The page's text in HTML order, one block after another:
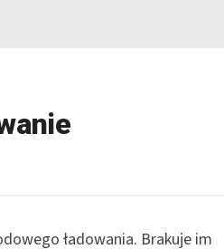
ładowania. Brakuje im